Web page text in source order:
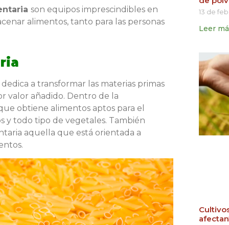
son equipos imprescindibles en
alimentos, tanto para las personas
a transformar las materias primas
valor añadido. Dentro de la
obtiene alimentos aptos para el
y todo tipo de vegetales. También
aquella que está orientada a
13 de
Leer